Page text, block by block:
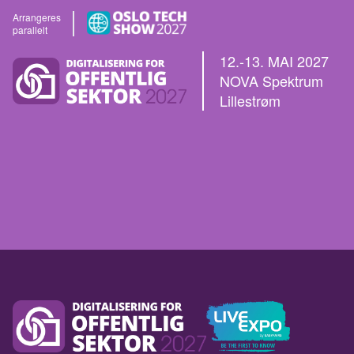
Arrangeres
parallelt
12.-13. MAI 2027
NOVA Spektrum
Lillestrøm